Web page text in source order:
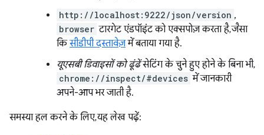
http://localhost:9222/json/version ,
browser टारगेट एंडपॉइंट को एक्सपोज़ करता है, जैसा
किसीडीपी दस्तावेज़में बताया गया है.
यूएसबी डिवाइसों को ढूंढेंसेटिंग के चुने हुए होने के बिना भी,
chrome://inspect/#devices में जानकारी
अपने-आप भर जाती है.
समस्या हल करने के लिए, यह लेख पढ़ें: